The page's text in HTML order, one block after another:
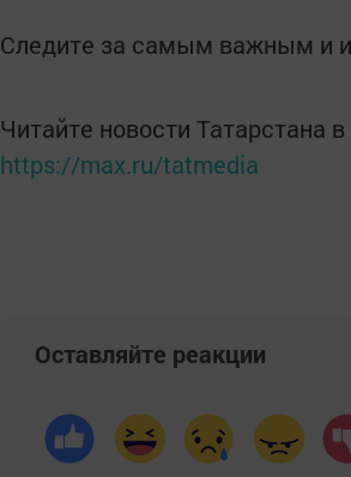
Следите за самым важным и
Читайте новости Татарстана
https://max.ru/tatmedia
Оставляйте реакции